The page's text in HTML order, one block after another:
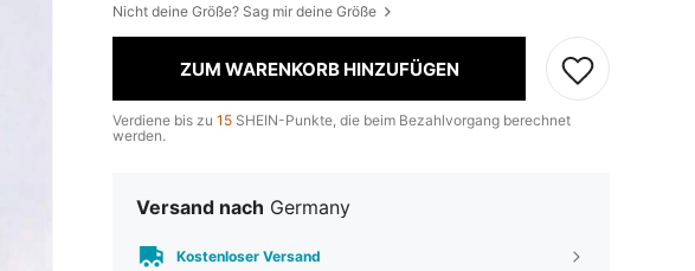
Nicht deine Größe? Sag mir deine Größe
ZUM WARENKORB HINZUFÜGEN
Verdiene bis zu 15 SHEIN-Punkte, die beim Bezahlvorgang berechnet
werden.
Versand nach Germany
Kostenloser Versand